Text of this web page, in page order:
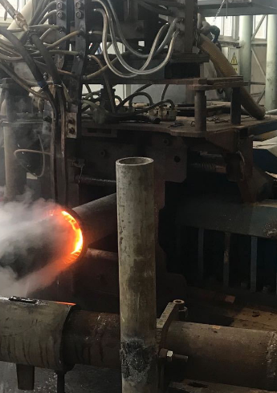
弯加工-273X25热弯 150方热弯加工